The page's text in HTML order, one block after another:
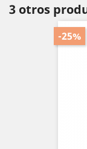
3 otros
-25%